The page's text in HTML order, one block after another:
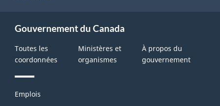
Gouvernement du Canada
Toutes les
coordonnées
Ministères et
organismes
À propos du
gouvernement
Thèmes
Emplois